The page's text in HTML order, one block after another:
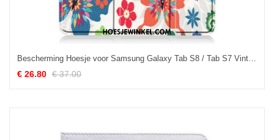
Bescherming Hoesje voor Samsung Galaxy Tab S8 / Tab S7 Vintage Bloem Pennenhouder
€ 26.80 € 37.00